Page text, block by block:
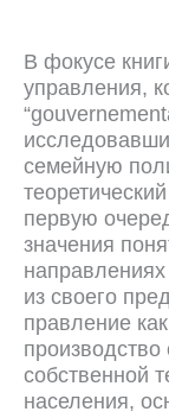
В фокусе
управления,
семейную
первую
значения
из своего
правление
производство
собственной
населения,